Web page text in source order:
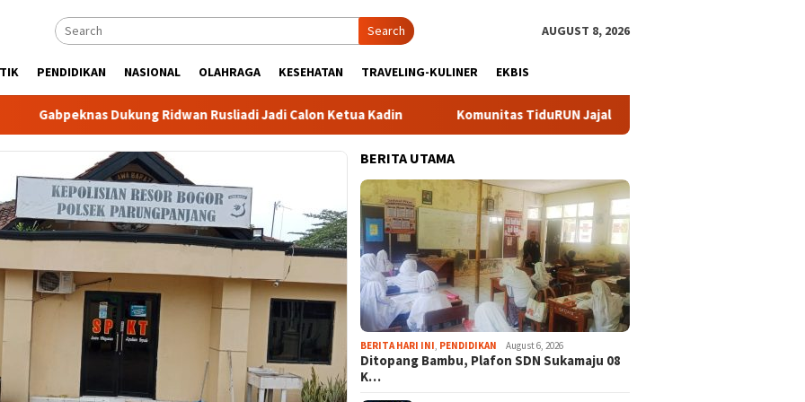
Search AUGUST 8, 2026
PENDIDIKAN NASIONAL OLAHRAGA KESEHATAN TRAVELING-KULINER EKBIS
Dukung Ridwan Rusliadi Jadi Calon Ketua Kadin Komunitas TiduRUN Jajal Jalur Baru Trekking dan Trail Run
BERITA UTAMA
BERITA HARI INI PENDIDIKAN August 6, 2026
Ditopang Bambu, Plafon SDN Sukamaju 08
K…